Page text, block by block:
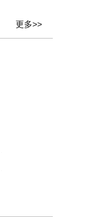
更多>>